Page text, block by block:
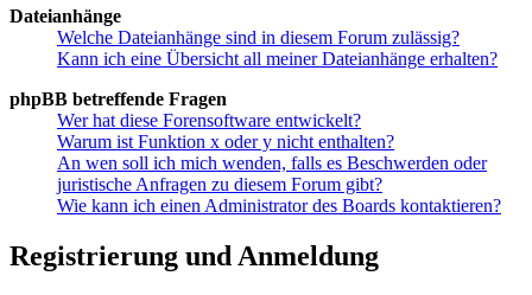
Dateianhänge
Welche Dateianhänge sind in diesem Forum zulässig?
Kann ich eine Übersicht all meiner Dateianhänge erhalten?
phpBB betreffende Fragen
Wer hat diese Forensoftware entwickelt?
Warum ist Funktion x oder y nicht enthalten?
An wen soll ich mich wenden, falls es Beschwerden oder
juristische Anfragen zu diesem Forum gibt?
Wie kann ich einen Administrator des Boards kontaktieren?
Registrierung und Anmeldung